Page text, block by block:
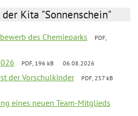
Kita "Sonnenschein"
des Chemieparks
PDF,
PDF, 196 kB 06.08.2026
der Vorschulkinder
PDF, 257 kB
eines neuen Team-Mitglieds